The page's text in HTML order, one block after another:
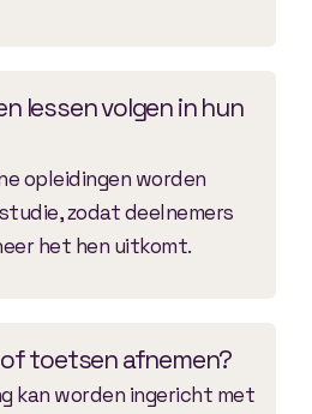
lessen volgen in hun
opleidingen worden
zodat deelnemers
het hen uitkomt.
of toetsen afnemen?
kan worden ingericht met